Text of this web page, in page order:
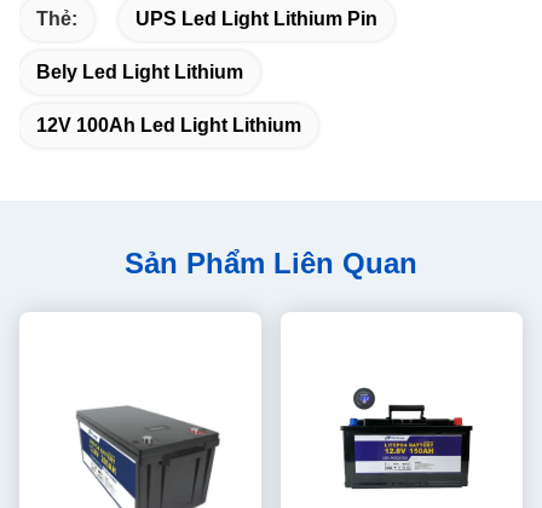
Thẻ: UPS Led Light Lithium Pin
Bely Led Light Lithium
12V 100Ah Led Light Lithium
Sản Phẩm Liên Quan